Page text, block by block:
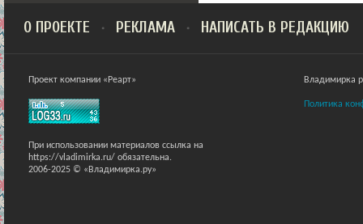
О ПРОЕКТЕ РЕКЛАМА НАПИСАТЬ В РЕДАКЦИЮ
Проект компании «Реарт»
При использовании материалов ссылка на
https://vladimirka.ru/ обязательна.
2006-2025 © «Владимирка.ру»
Владимирка
Политика